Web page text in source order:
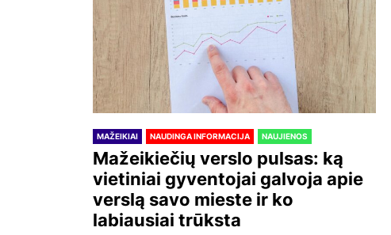
MAŽEIKIAI NAUDINGA INFORMACIJA NAUJIENOS
Mažeikiečių verslo pulsas: ką
vietiniai gyventojai galvoja apie
verslą savo mieste ir ko
labiausiai trūksta